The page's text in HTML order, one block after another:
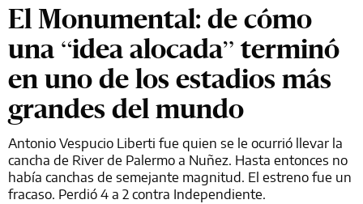
El Monumental: de cómo
una “idea alocada” terminó
en uno de los estadios más
grandes del mundo
Antonio Vespucio Liberti fue quien se le ocurrió llevar la
cancha de River de Palermo a Nuñez. Hasta entonces no
había canchas de semejante magnitud. El estreno fue un
fracaso. Perdió 4 a 2 contra Independiente.